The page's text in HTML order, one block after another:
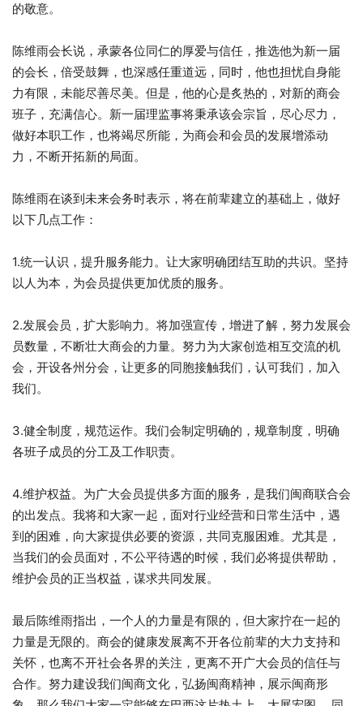
的敬意。
陈维雨会长说，承蒙各位同仁的厚爱与信任，推选他为新一届
的会长，倍受鼓舞，也深感任重道远，同时，他也担忧自身能
力有限，未能尽善尽美。但是，他的心是炙热的，对新的商会
班子，充满信心。新一届理监事将秉承该会宗旨，尽心尽力，
做好本职工作，也将竭尽所能，为商会和会员的发展增添动
力，不断开拓新的局面。
陈维雨在谈到未来会务时表示，将在前辈建立的基础上，做好
以下几点工作：
1.统一认识，提升服务能力。让大家明确团结互助的共识。坚持
以人为本，为会员提供更加优质的服务。
2.发展会员，扩大影响力。将加强宣传，增进了解，努力发展会
员数量，不断壮大商会的力量。努力为大家创造相互交流的机
会，开设各州分会，让更多的同胞接触我们，认可我们，加入
我们。
3.健全制度，规范运作。我们会制定明确的，规章制度，明确
各班子成员的分工及工作职责。
4.维护权益。为广大会员提供多方面的服务，是我们闽商联合会
的出发点。我将和大家一起，面对行业经营和日常生活中，遇
到的困难，向大家提供必要的资源，共同克服困难。尤其是，
当我们的会员面对，不公平待遇的时候，我们必将提供帮助，
维护会员的正当权益，谋求共同发展。
最后陈维雨指出，一个人的力量是有限的，但大家拧在一起的
力量是无限的。商会的健康发展离不开各位前辈的大力支持和
关怀，也离不开社会各界的关注，更离不开广大会员的信任与
合作。努力建设我们闽商文化，弘扬闽商精神，展示闽商形